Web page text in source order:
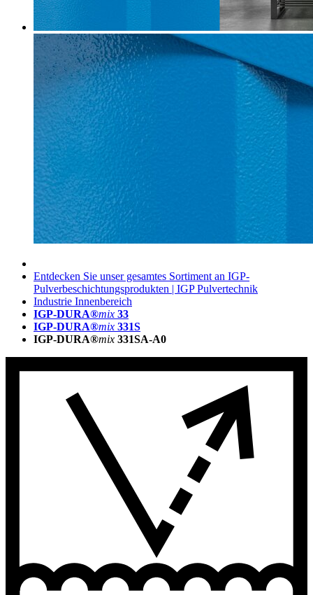
Entdecken Sie unser gesamtes Sortiment an IGP-
Pulverbeschichtungsprodukten | IGP Pulvertechnik
Industrie Innenbereich
IGP-DURA®mix 33
IGP-DURA®mix 331S
IGP-DURA®mix 331SA-A0